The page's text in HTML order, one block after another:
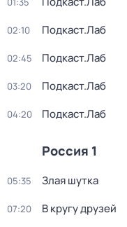
02:10 Подкаст.Лаб
02:45 Подкаст.Лаб
03:20 Подкаст.Лаб
04:20 Подкаст.Лаб
Россия 1
05:35 Злая шутка
07:20 В кругу друзей